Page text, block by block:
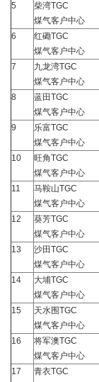
5
柴湾TGC
煤气客户中心
6
红磡TGC
煤气客户中心
7
九龙湾TGC
煤气客户中心
8
蓝田TGC
煤气客户中心
9
乐富TGC
煤气客户中心
10
旺角TGC
煤气客户中心
11
马鞍山TGC
煤气客户中心
12
葵芳TGC
煤气客户中心
13
沙田TGC
煤气客户中心
14
大埔TGC
煤气客户中心
15
天水围TGC
煤气客户中心
16
将军澳TGC
煤气客户中心
17
青衣TGC